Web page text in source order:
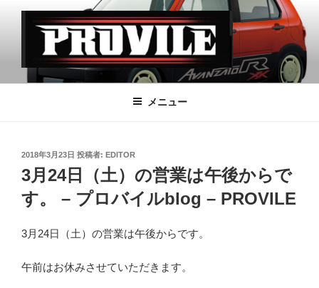
PROVILE
メニュー
投
稿
日:
2018年3月23日 投稿者: EDITOR
3月24日（土）の営業は午後からで
す。 – プロバイルblog – PROVILE
3月24日（土）の営業は午後からです。
午前はお休みさせていただきます。